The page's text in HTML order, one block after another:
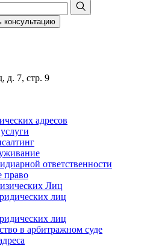
консультацию
д. 7, стр. 9
адресов
ответственности
право
Лиц
лиц
лиц
в арбитражном суде